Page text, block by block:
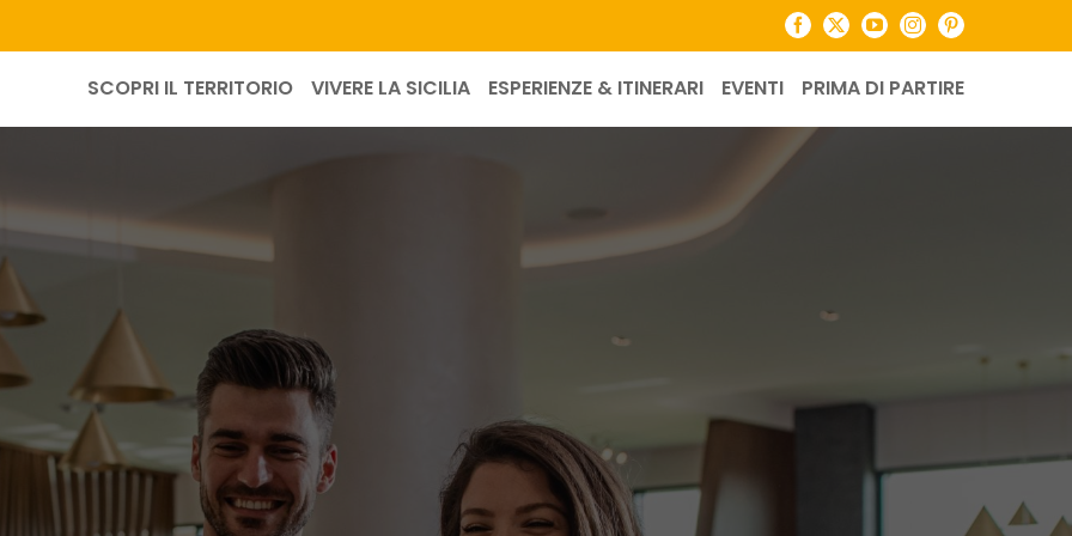
Facebook
X YouTubeInstagramPinterest
SCOPRI IL TERRITORIO VIVERE LA SICILIA ESPERIENZE & ITINERARI EVENTI PRIMA DI PARTIRE